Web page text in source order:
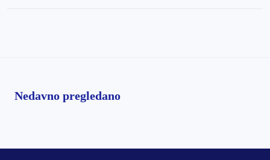
Nedavno pregledano